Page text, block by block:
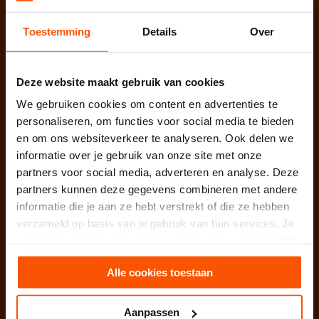
Toestemming Details Over
Deze website maakt gebruik van cookies
We gebruiken cookies om content en advertenties te
personaliseren, om functies voor social media te bieden
en om ons websiteverkeer te analyseren. Ook delen we
informatie over je gebruik van onze site met onze
partners voor social media, adverteren en analyse. Deze
partners kunnen deze gegevens combineren met andere
informatie die je aan ze hebt verstrekt of die ze hebben
verzameld op basis van je gebruik van hun services. Je
gebruiken.
Alle cookies toestaan
Aanpassen
West / Noord Nederland
Weesperstraat 107-121
1018 VN Amsterdam
West / Zuid Nederland
3161 GJ Rhoon / Rotterdam
Oost / Zuid Nederland
Hurksestraat 64
5652 AL Eindhoven
College Bescherming
Persoonsgegevens (CBP): 1315578
BTW nummer: NL850656345B01
Facebook
Linkedin
Instagram